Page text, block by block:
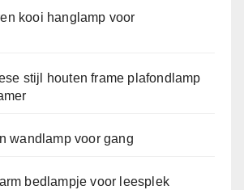
kooi hanglamp voor
stijl houten frame plafondlamp
wandlamp voor gang
bedlampje voor leesplek